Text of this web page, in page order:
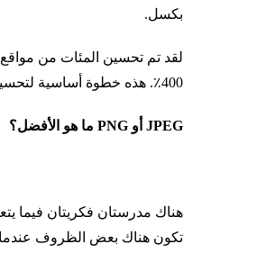
بكسل.
لقد تم تحسين المئات من
400٪. هذه خطوة أساسية لتحسين موقع WordPress الخاص بك.
JPEG أو PNG ما هو الأفضل؟
تكون هناك بعض الظروف عندما